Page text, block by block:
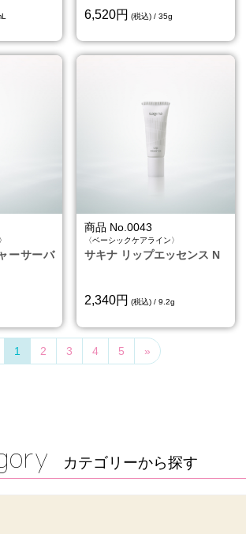
6,520円 (税込) / 35g
ーサーバ
商品 No.0043
〈ベーシックケアライン〉
サキナ リップエッセンス N
2,340円 (税込) / 9.2g
Previous
1 2 3 4 5 » Next
カテゴリーから探す